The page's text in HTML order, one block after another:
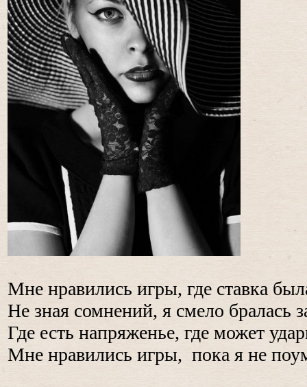
Мне нравились игры, где ставка
Не зная сомнений, я смело бралась
Где есть напряженье, где может
Мне нравились игры, пока я не